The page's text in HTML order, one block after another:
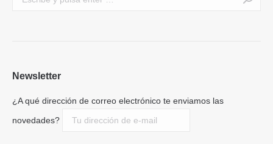
Newsletter
¿A qué dirección de correo electrónico te enviamos las
novedades?